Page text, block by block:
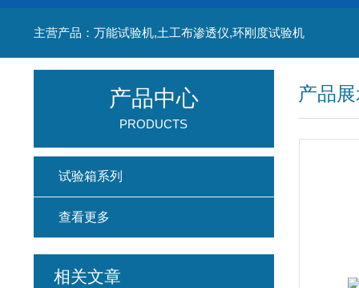
主营产品：万能试验机,土工布渗透仪,环刚度试验机
产品
产品中心
PRODUCTS
试验箱系列
查看更多
相关文章